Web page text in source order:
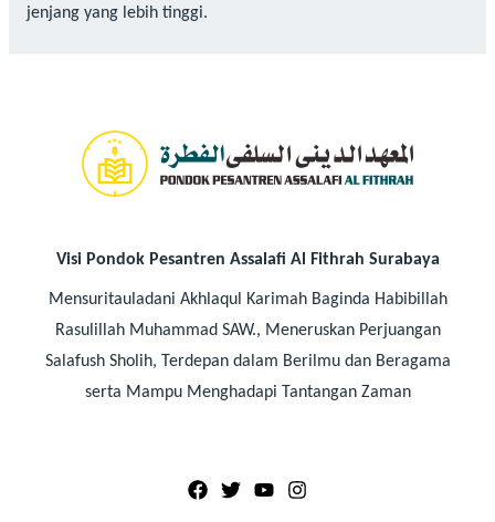
jenjang yang lebih tinggi.
Visi Pondok Pesantren Assalafi Al Fithrah Surabaya
Mensuritauladani Akhlaqul Karimah Baginda Habibillah
Rasulillah Muhammad SAW., Meneruskan Perjuangan
Salafush Sholih, Terdepan dalam Berilmu dan Beragama
serta Mampu Menghadapi Tantangan Zaman